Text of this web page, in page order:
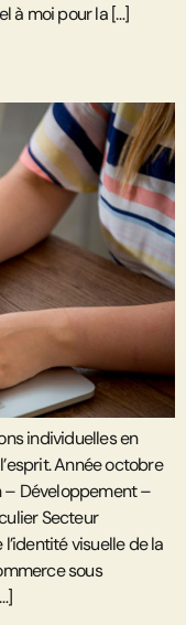
à moi pour la […]
individuelles en
Année octobre
– Développement –
Secteur
visuelle de la
sous